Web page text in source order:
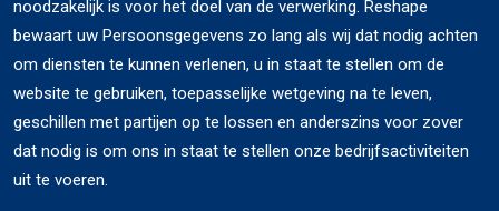
noodzakelijk is voor het doel van de verwerking. Reshape
bewaart uw Persoonsgegevens zo lang als wij dat nodig achten
om diensten te kunnen verlenen, u in staat te stellen om de
website te gebruiken, toepasselijke wetgeving na te leven,
geschillen met partijen op te lossen en anderszins voor zover
dat nodig is om ons in staat te stellen onze bedrijfsactiviteiten
uit te voeren.